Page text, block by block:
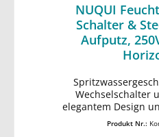
NUQUI
Schalter &
Aufputz,
Wechselschalter
elegantem Design
Zweifarbiger
Produkt Nr.:
In den